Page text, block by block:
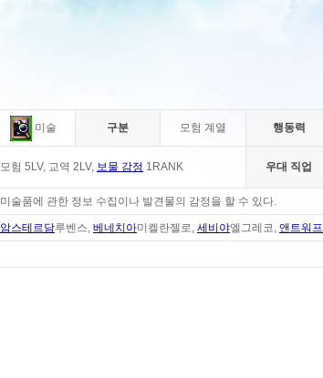
미술 구분 모험 계열 행동력
모험 5LV, 교역 2LV, 보물 감정 1RANK 우대 직업
미술품에 관한 정보 수집이나 발견물의 감정을 할 수 있다.
암스테르담루벤스, 베네치아미켈란젤로, 세비야엘그레코, 앤트워프